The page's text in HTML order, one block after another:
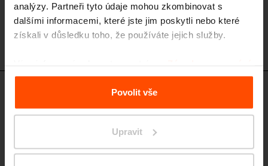
analýzy. Partneři tyto údaje mohou zkombinovat s
dalšími informacemi, které jste jim poskytli nebo které
získali v důsledku toho, že používáte jejich služby.
osobních údajů.
Povolit vše
Upravit
ART326 - ART366 - ART376
Ochranná mříž ke stromům